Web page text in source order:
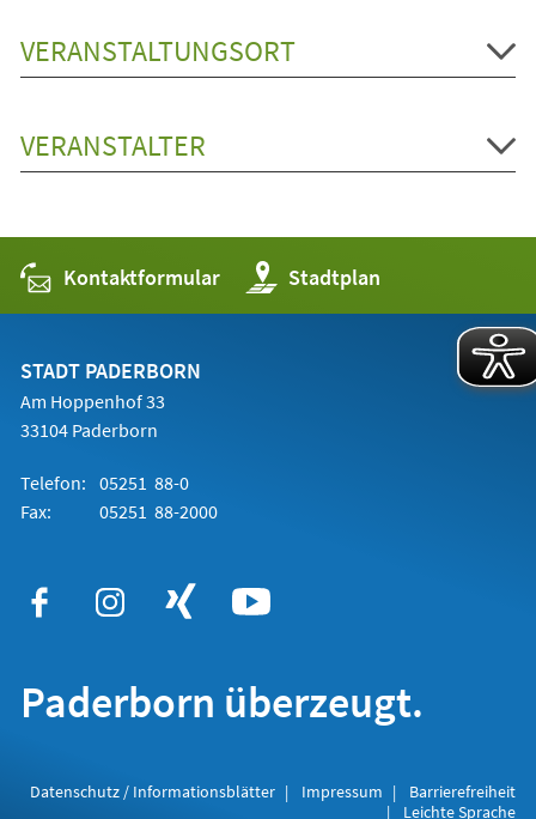
VERANSTALTUNGSORT
VERANSTALTER
Kontaktformular Stadtplan
(Öffnet
in
einem
STADT PADERBORN
Am Hoppenhof 33
33104 Paderborn
Telefon: 05251 88-0
Fax:
05251 88-2000
Paderborn überzeugt.
Datenschutz / Informationsblätter Impressum
Barrierefreiheit
Leichte Sprache